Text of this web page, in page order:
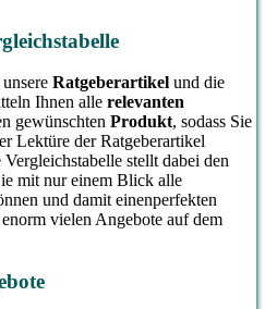
Ratgeberartikel und die
Ihnen alle relevanten
gewünschten Produkt, sodass Sie
Lektüre der Ratgeberartikel
stellt dabei den
mit nur einem Blick alle
und damit einenperfekten
vielen Angebote auf dem